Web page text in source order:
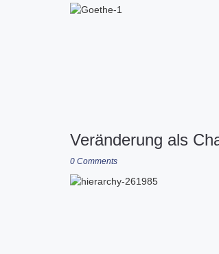
Veränderung als
0 Comments